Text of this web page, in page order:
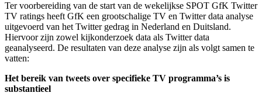
Ter voorbereiding van de start van de wekelijkse SPOT GfK Twitter
TV ratings heeft GfK een grootschalige TV en Twitter data analyse
uitgevoerd van het Twitter gedrag in Nederland en Duitsland.
Hiervoor zijn zowel kijkonderzoek data als Twitter data
geanalyseerd. De resultaten van deze analyse zijn als volgt samen te
vatten:
Het bereik van tweets over specifieke TV programma’s is
substantieel